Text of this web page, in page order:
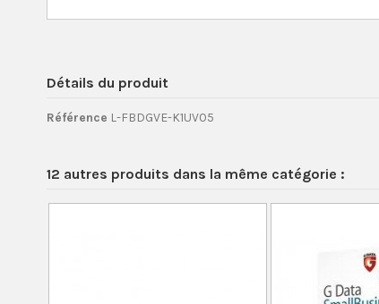
Détails du produit
Référence L-FBDGVE-K1UV05
12 autres produits dans la même catégorie :